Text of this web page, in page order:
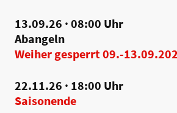
13.09.26 · 08:00 Uhr
Abangeln
Weiher gesperrt 09.-
22.11.26 · 18:00 Uhr
Saisonende